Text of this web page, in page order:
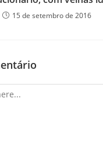
15 de setembro de 2016